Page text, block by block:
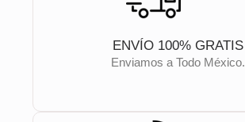
ENVÍO 100% GRATIS
Enviamos a Todo México.